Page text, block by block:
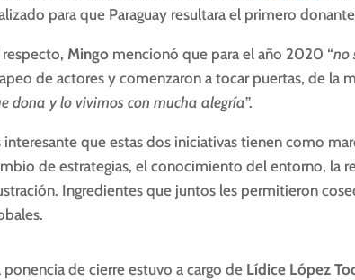
para que Paraguay resultara el primero
Mingo mencionó que para el año 2020 “no
de actores y comenzaron a tocar puertas, de la
dona y lo vivimos con mucha alegría”.
interesante que estas dos iniciativas tienen como
de estrategias, el conocimiento del entorno, la
Ingredientes que juntos les permitieron
ponencia de cierre estuvo a cargo de Lídice López